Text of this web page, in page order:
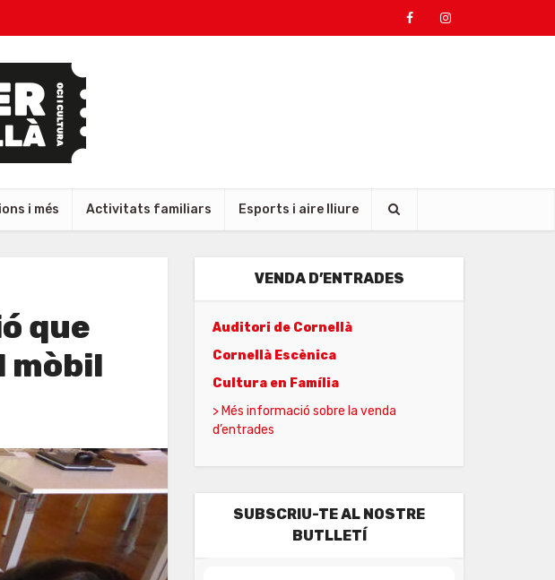
i més Activitats familiars Esports i aire lliure
que
mòbil
VENDA D’ENTRADES
Auditori de Cornellà
Cornellà Escènica
Cultura en Família
> Més informació sobre la venda
d’entrades
SUBSCRIU-TE AL NOSTRE
BUTLLETÍ